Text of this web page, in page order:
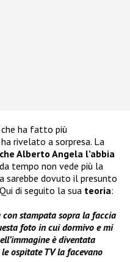
ha fatto più
rivelato a sorpresa. La
Alberto Angela l’abbia
tempo non vede più la
sarebbe dovuto il presunto
di seguito la sua teoria:
stampata sopra la faccia
foto in cui dormivo e mi
è diventata
ospitate TV la facevano